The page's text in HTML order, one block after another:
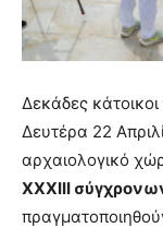
Δεκάδες κάτοικοι
Δευτέρα 22
αρχαιολογικό
ΧΧΧΙΙΙ